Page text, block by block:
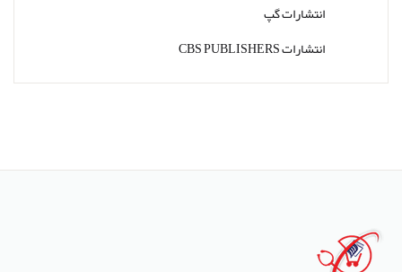
انتشارات گپ
انتشارات CBS PUBLISHERS
انتشارات Thieme
انتشارات پروژه